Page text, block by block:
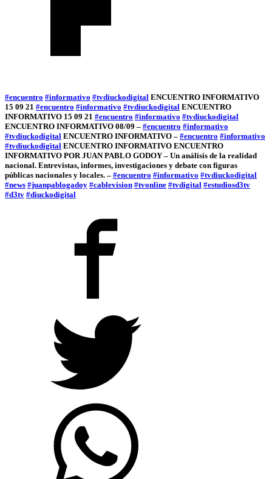
#encuentro #informativo #tvdiuckodigital ENCUENTRO INFORMATIVO
15 09 21 #encuentro #informativo #tvdiuckodigital ENCUENTRO
INFORMATIVO 15 09 21 #encuentro #informativo #tvdiuckodigital
ENCUENTRO INFORMATIVO 08/09 – #encuentro #informativo
#tvdiuckodigital ENCUENTRO INFORMATIVO – #encuentro #informativo
#tvdiuckodigital ENCUENTRO INFORMATIVO ENCUENTRO
INFORMATIVO POR JUAN PABLO GODOY – Un análisis de la realidad
nacional. Entrevistas, informes, investigaciones y debate con figuras
públicas nacionales y locales. – #encuentro #informativo #tvdiuckodigital
#news #juanpablogadoy #cablevision #tvonline #tvdigital #estudiosd3tv
#d3tv #diuckodigital